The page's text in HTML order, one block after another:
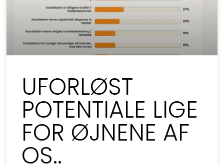
UFORLØST
POTENTIALE LIGE
FOR ØJNENE AF
OS..